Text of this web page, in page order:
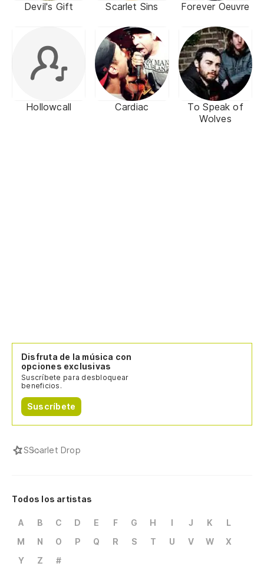
Devil's Gift Scarlet Sins Forever Oeuvre
Hollowcall Cardiac
To Speak of
Wolves
Disfruta de la música con
opciones exclusivas
Suscríbete para desbloquear
beneficios.
Suscríbete
SScarlet Drop
Todos los artistas
A B C D E F G H I J K
L
M
N O P Q R S T U V W
X
Y
Z #